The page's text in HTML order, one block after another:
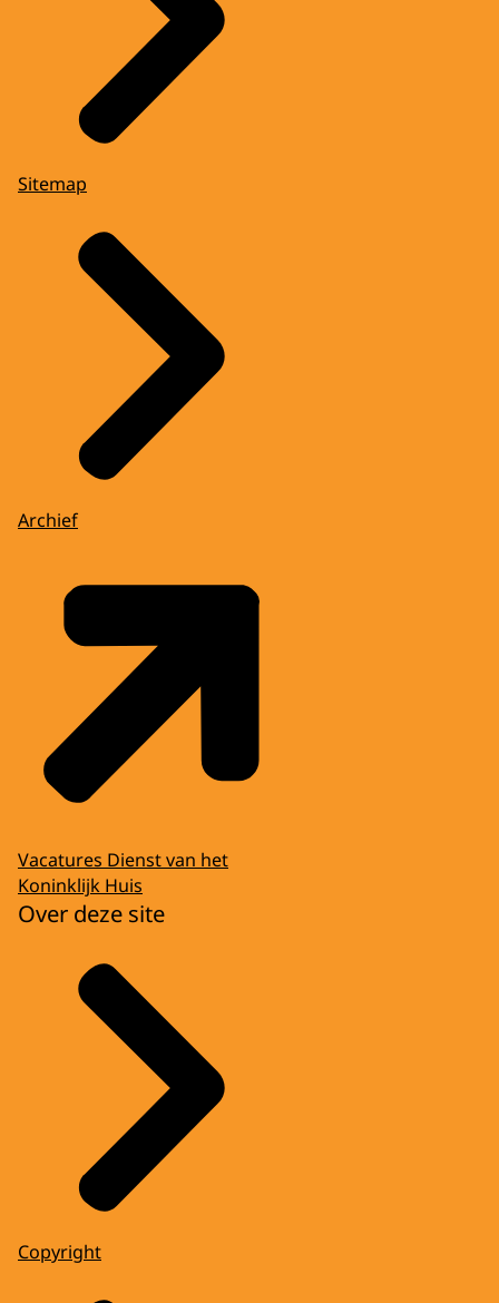
Sitemap
Archief
Vacatures Dienst van het
Koninklijk Huis
Over deze site
Copyright